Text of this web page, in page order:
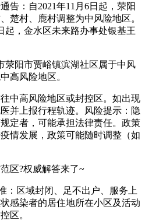
告：自2021年11月6日起，荥阳
楚村、鹿村调整为中风险地区。
起，金水区未来路办事处银基王
荥阳市贾峪镇滨湖社区属于中风
高风险地区。
中高风险地区或封控区。如出现
并上报行程轨迹。风险提示：隐
定者，可能承担法律责任。政策
情发展，政策可能随时调整（如
区?权威解答来了~
：区域封闭、足不出户、服务上
感染者的居住地所在小区及活动
区。